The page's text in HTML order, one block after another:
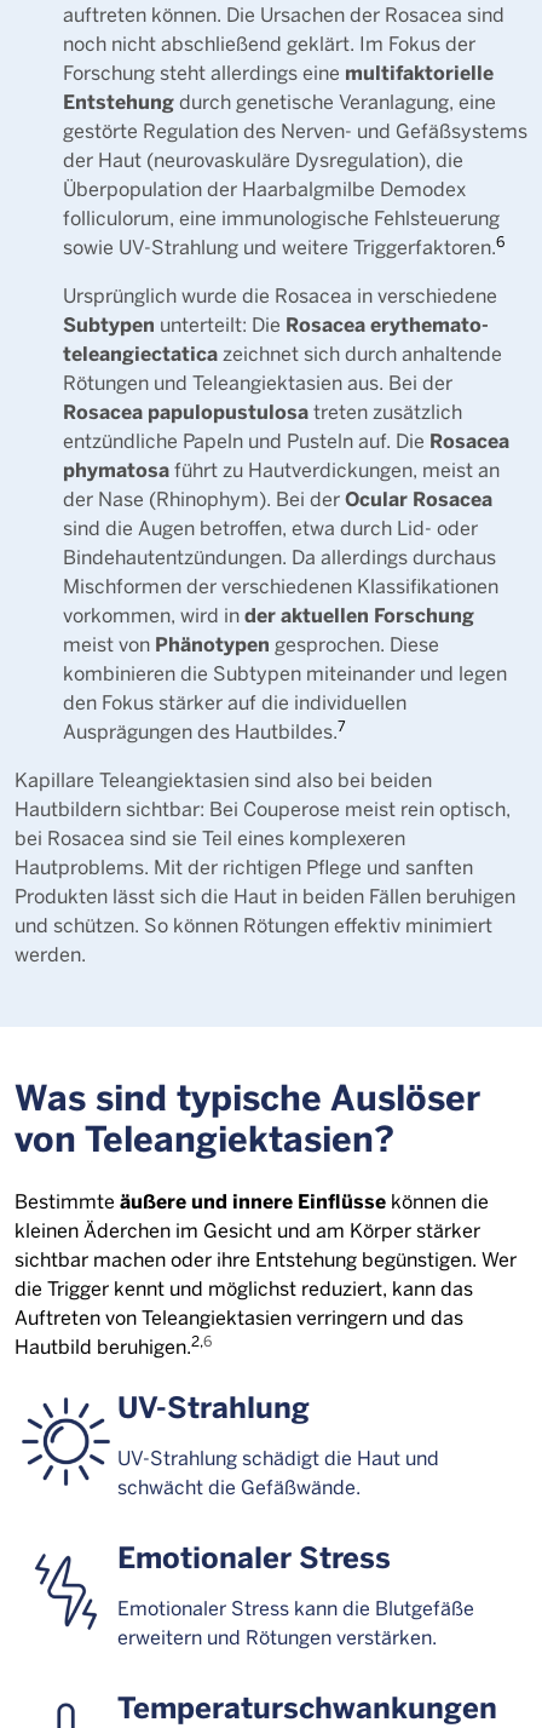
auftreten können. Die Ursachen der Rosacea sind
noch nicht abschließend geklärt. Im Fokus der
Forschung steht allerdings eine multifaktorielle
Entstehungdurch genetische Veranlagung, eine
gestörte Regulation des Nerven- und Gefäßsystems
der Haut (neurovaskuläre Dysregulation), die
Überpopulation der Haarbalgmilbe Demodex
folliculorum, eine immunologische Fehlsteuerung
sowie UV-Strahlung und weitere Triggerfaktoren.6
Ursprünglich wurde die Rosacea in verschiedene
Subtypen unterteilt: Die Rosacea erythemato-
teleangiectatica zeichnet sich durch anhaltende
Rötungen und Teleangiektasien aus. Bei der
Rosacea papulopustulosatreten zusätzlich
entzündliche Papeln und Pusteln auf. Die Rosacea
phymatosaführt zu Hautverdickungen, meist an
der Nase (Rhinophym). Bei derOcular Rosacea
sind die Augen betroffen, etwa durch Lid- oder
Bindehautentzündungen. Da allerdings durchaus
Mischformen der verschiedenen Klassifikationen
vorkommen, wird inder aktuellen Forschung
meist von Phänotypen gesprochen. Diese
kombinieren die Subtypen miteinander und legen
den Fokus stärker auf die individuellen
Ausprägungen des Hautbildes.7
Kapillare Teleangiektasien sind also bei beiden
Hautbildern sichtbar: Bei Couperose meist rein optisch,
bei Rosacea sind sie Teil eines komplexeren
Hautproblems. Mit der richtigen Pflege und sanften
Produkten lässt sich die Haut in beiden Fällen beruhigen
und schützen. So können Rötungen effektiv minimiert
werden.
Was sind typische Auslöser
von Teleangiektasien?
Bestimmte äußere und innere Einflüsse können die
kleinen Äderchen im Gesicht und am Körper stärker
sichtbar machen oder ihre Entstehung begünstigen. Wer
die Trigger kennt und möglichst reduziert, kann das
Auftreten von Teleangiektasien verringern und das
Hautbild beruhigen.2,6
UV-Strahlung
UV-Strahlung schädigt die Haut und
schwächt die Gefäßwände.
Emotionaler Stress
Emotionaler Stress kann die Blutgefäße
erweitern und Rötungen verstärken.
Temperatur­schwankungen